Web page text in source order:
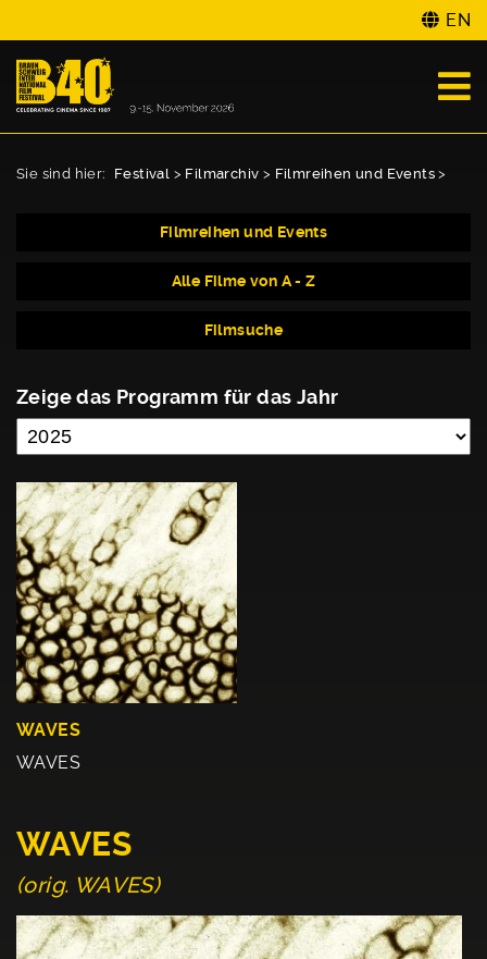
EN
Sie sind hier: Festival > Filmarchiv > Filmreihen und Events >
Filmreihen und Events
Alle Filme von A - Z
Filmsuche
Zeige das Programm für das Jahr
WAVES
WAVES
WAVES
(orig. WAVES)